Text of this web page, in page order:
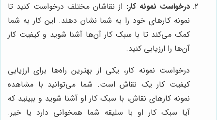
درخواست نمونه کار: از نقاشان مختلف درخواست کنید تا
نمونه کارهای خود را به شما نشان دهند. این کار به شما
کمک می‌کند تا با سبک کار آن‌ها آشنا شوید و کیفیت کار
آن‌ها را ارزیابی کنید.
درخواست نمونه کار، یکی از بهترین راه‌ها برای ارزیابی
کیفیت کار یک نقاش است. شما می‌توانید با مشاهده
نمونه کارهای نقاش، با سبک کار او آشنا شوید و ببینید که
آیا سبک کار او با سلیقه شما همخوانی دارد یا خیر.